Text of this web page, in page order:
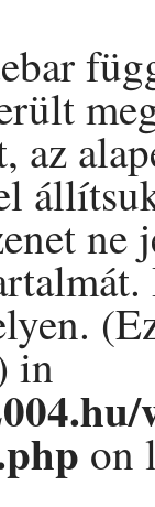
az
ne
in
on